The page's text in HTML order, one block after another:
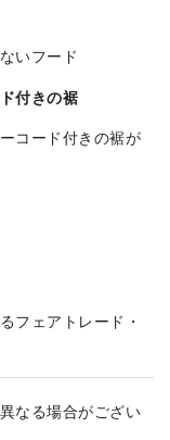
いフード
付きの裾
コード付きの裾が
フェアトレード・
なる場合がござい